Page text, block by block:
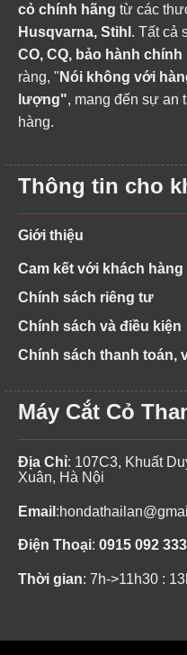
cỏ chính hãng từ các
Husqvarna, Stihl . Tất cả
CO, CQ, bảo hành chính
ràng, " Nói không với
lượng", mang đến sự an
hàng.
Thông tin cho
Giới thiệu
Cam kết với khách hàng
Chính sách riêng tư
Chính sách và điều kiện
Chính sách thanh toán,
Máy Cắt Cỏ
Địa Chỉ: 107C3, Khuất
Xuân, Hà Nội
Email :
Điện Thoại: 0915 092
Thời gian: 7h->11h30 :